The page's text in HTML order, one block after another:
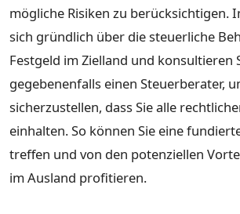
mögliche Risiken zu berücksichtigen.
sich gründlich über die steuerliche
Festgeld im Zielland und konsultieren
gegebenenfalls einen Steuerberater,
sicherzustellen, dass Sie alle
einhalten. So können Sie eine
treffen und von den potenziellen
im Ausland profitieren.